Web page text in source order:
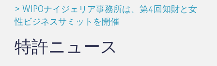
> WIPOナイジェリア事務所は、第4回知財と女
性ビジネスサミットを開催
特許ニュース